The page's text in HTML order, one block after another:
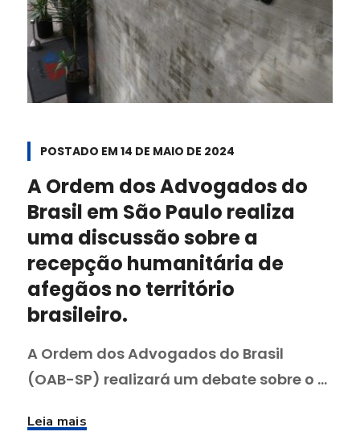
POSTADO EM 14 DE MAIO DE 2024
A Ordem dos Advogados do
Brasil em São Paulo realiza
uma discussão sobre a
recepção humanitária de
afegãos no território
brasileiro.
A Ordem dos Advogados do Brasil
(OAB-SP) realizará um debate sobre o ...
Leia mais